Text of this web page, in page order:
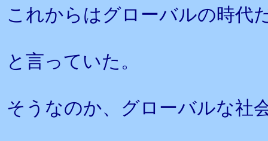
これからはグローバルの時代
と言っていた。
そうなのか、グローバルな社